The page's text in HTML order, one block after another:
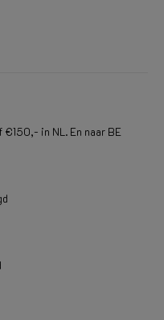
€150,- in NL. En naar BE